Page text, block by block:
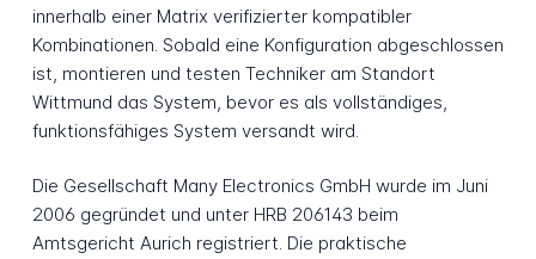
innerhalb einer Matrix verifizierter kompatibler
Kombinationen. Sobald eine Konfiguration abgeschlossen
ist, montieren und testen Techniker am Standort
Wittmund das System, bevor es als vollständiges,
funktionsfähiges System versandt wird.
Die Gesellschaft Many Electronics GmbH wurde im Juni
2006 gegründet und unter HRB 206143 beim
Amtsgericht Aurich registriert. Die praktische